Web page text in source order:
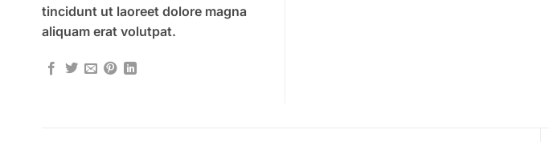
tincidunt ut laoreet dolore magna
aliquam erat volutpat.